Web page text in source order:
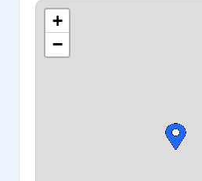
+
−